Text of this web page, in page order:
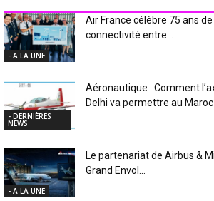
- A LA UNE
Air France célèbre 75 ans
connectivité entre...
- DERNIÈRES
NEWS
Aéronautique : Comment
Delhi va permettre au Maroc
- A LA UNE
Le partenariat de Airbus &
Grand Envol...